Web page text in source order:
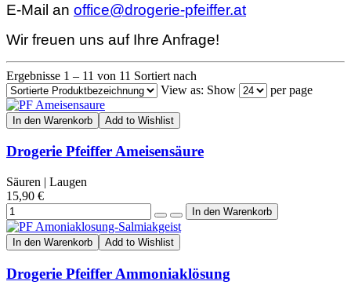
E-Mail an office@drogerie-pfeiffer.at
Wir freuen uns auf Ihre Anfrage!
Ergebnisse 1 – 11 von 11 Sortiert nach
View as: Show per page
In den Warenkorb Add to Wishlist
Drogerie Pfeiffer Ameisensäure
Säuren | Laugen
15,90 €
In den Warenkorb Add to Wishlist
Drogerie Pfeiffer Ammoniaklösung